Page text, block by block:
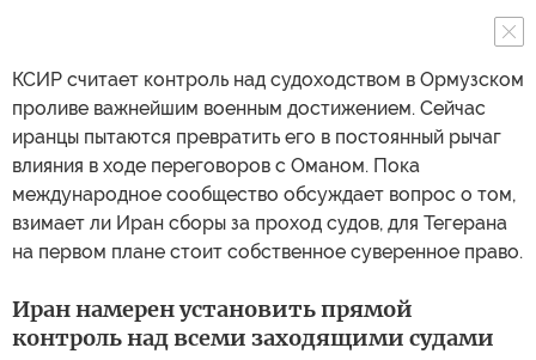
КСИР считает контроль над судоходством в Ормузском
проливе важнейшим военным достижением. Сейчас
иранцы пытаются превратить его в постоянный рычаг
влияния в ходе переговоров с Оманом. Пока
международное сообщество обсуждает вопрос о том,
взимает ли Иран сборы за проход судов, для Тегерана
на первом плане стоит собственное суверенное право.
Иран намерен установить прямой
контроль над всеми заходящими судами